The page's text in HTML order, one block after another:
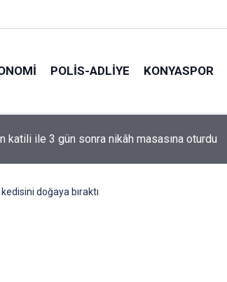
POLİS-ADLİYE KONYASPOR
anlar: Gaz hattı delindi
doğaya bıraktı